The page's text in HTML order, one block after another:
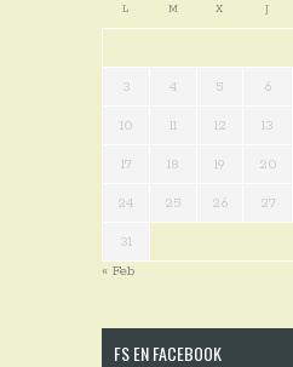
L M X J
3 4 5 6
10 11 12 13
17 18 19 20
24 25 26 27
31
« Feb
FS EN FACEBOOK